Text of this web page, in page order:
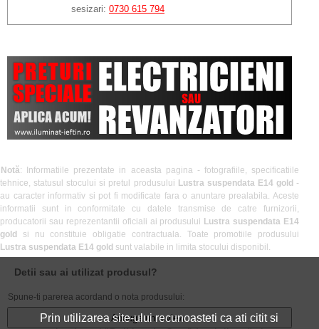
sesizari: 0730 615 794
Notă: Informatiile prezentate in aceasta pagina - fotografiile, specificatiile
tehnice, statusul stocului si pretul produsului Lustra suspendata E14 gold -
au caracter informativ si pot fi modificate fara o anuntare prealabila. Aceste
informatii sunt in conformitate cu datele transmise de catre furnizorii,
producatorii sau reprezentantii oficiali ai produsului Lustra suspendata E14
gold si nu constituie obligatie contractuala. Toate promotiile produsului
Lustra suspendata E14 gold sunt valabile in limita stocului disponibil.
Detii sau ai utilizat produsul?
Spune-ti parerea acordand o nota produsului:
Adauga un review
Prin utilizarea site-ului recunoasteti ca ati citit si